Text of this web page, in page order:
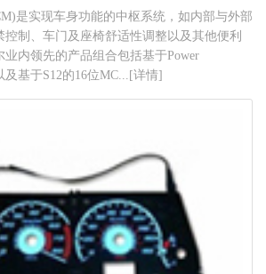
是实现车身功能的中枢系统，如内部与外部
制、车门及座椅舒适性调整以及其他便利
内领先的产品组合包括基于Power
及基于S12的16位MC...[详情]